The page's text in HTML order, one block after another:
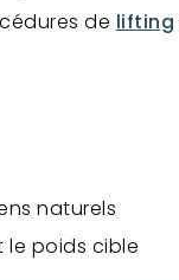
de lifting
naturels
le poids cible